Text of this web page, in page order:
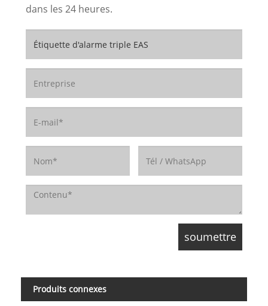
dans les 24 heures.
Produits connexes